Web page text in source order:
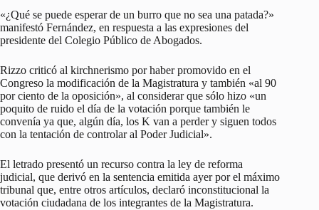
«¿Qué se puede esperar de un burro que no sea una patada?»
manifestó Fernández, en respuesta a las expresiones del
presidente del Colegio Público de Abogados.
Rizzo criticó al kirchnerismo por haber promovido en el
Congreso la modificación de la Magistratura y también «al 90
por ciento de la oposición», al considerar que sólo hizo «un
poquito de ruido el día de la votación porque también le
convenía ya que, algún día, los K van a perder y siguen todos
con la tentación de controlar al Poder Judicial».
El letrado presentó un recurso contra la ley de reforma
judicial, que derivó en la sentencia emitida ayer por el máximo
tribunal que, entre otros artículos, declaró inconstitucional la
votación ciudadana de los integrantes de la Magistratura.